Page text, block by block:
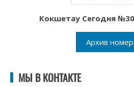
Кокшетау Сегодня
Архив
МЫ В КОНТАКТЕ